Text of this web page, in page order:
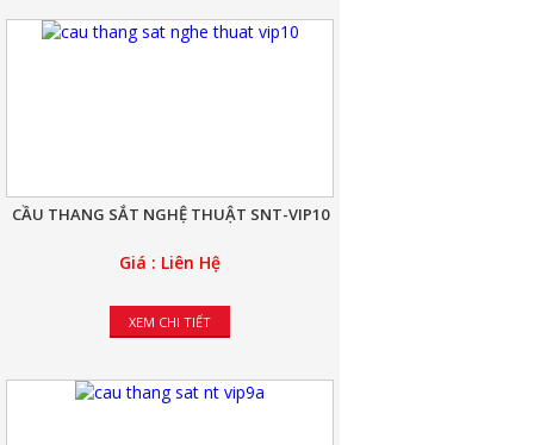
CẦU THANG SẮT NGHỆ THUẬT SNT-VIP10
Giá : Liên Hệ
XEM CHI TIẾT